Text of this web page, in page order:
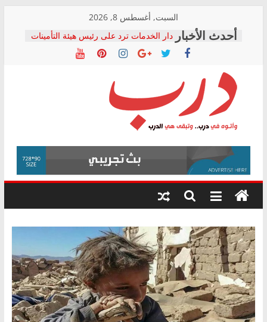
content
السبت, أغسطس 8, 2026
دار الخدمات ترد على رئيس هيئة التأمينات
بعد مؤتمره الصحفي: إنكار الأزمة لا ينهي
معاناة أصحاب المعاشات.. ونطالب بكشف
فرحات سليمان يكتب: القطاع الصحي إلى
أين؟
حزب التحالف الشعبي يطلق لجنة “الحق
في الصحة” بالإسكندرية لرصد الانتهاكات
ودعم المرضى
الوزاري لمدينة الصحفيين.. وانتهاء أعمال
إنشاء المبنى الإداري
المجلس القومي لحقوق الإنسان يعلن
متابعة قضية الدكتور محمد زهران.. ويؤكد:
قرينة البراءة وضمانات المحاكمة العادلة
درب
وأتوه
درب..
وتبقى
هي